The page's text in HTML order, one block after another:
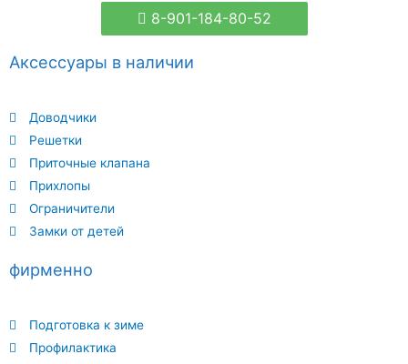
фирменно
Подготовка к зиме
Профилактика
Аксессуары в наличии
Доводчики
Решетки
Приточные клапана
Прихлопы
Ограничители
Замки от детей
8-901-184-80-52